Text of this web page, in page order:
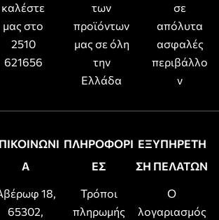
καλέστε
μας στο
2510
621656
των
προϊόντων
μας σε όλη
την
Ελλάδα
σε
απόλυτα
ασφαλές
περιβάλλο
ν
Α
18,
65302,
ΠΛΗΡΟΦΟΡΙ
ΕΣ
Τρόποι
πληρωμής
ΕΞΥΠΗΡΕΤΗ
ΣΗ ΠΕΛΑΤΩΝ
Ο
λογαριασμός